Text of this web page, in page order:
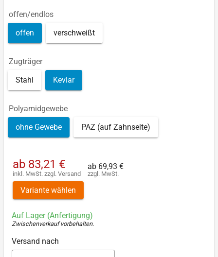
offen/endlos
offen verschweißt
Zugträger
Stahl Kevlar
Polyamidgewebe
ohne Gewebe PAZ (auf Zahnseite)
ab 83,21 €
inkl. MwSt. zzgl. Versand
ab 69,93 €
zzgl. MwSt.
Variante wählen
Auf Lager (Anfertigung)
Zwischenverkauf vorbehalten.
Versand nach